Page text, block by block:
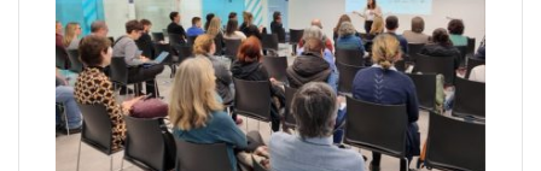
e
g
o
n
a
O
p
n
g
u
a
t